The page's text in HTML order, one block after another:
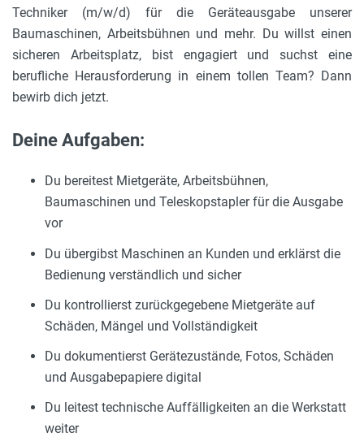
Techniker (m/w/d) für die Geräteausgabe unserer
Baumaschinen, Arbeitsbühnen und mehr. Du willst einen
sicheren Arbeitsplatz, bist engagiert und suchst eine
berufliche Herausforderung in einem tollen Team? Dann
bewirb dich jetzt.
Deine Aufgaben:
Du bereitest Mietgeräte, Arbeitsbühnen,
Baumaschinen und Teleskopstapler für die Ausgabe
vor
Du übergibst Maschinen an Kunden und erklärst die
Bedienung verständlich und sicher
Du kontrollierst zurückgegebene Mietgeräte auf
Schäden, Mängel und Vollständigkeit
Du dokumentierst Gerätezustände, Fotos, Schäden
und Ausgabepapiere digital
Du leitest technische Auffälligkeiten an die Werkstatt
weiter